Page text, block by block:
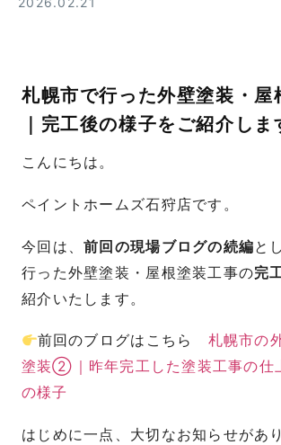
札幌市で行った外壁塗装・屋
｜完工後の様子をご紹介しま
こんにちは。
ペイントホームズ石狩店です。
今回は、前回の現場ブログの続編と
行った外壁塗装・屋根塗装工事の完
紹介いたします。
前回のブログはこちら 札幌市の
塗装②｜昨年完工した塗装工事の仕
の様子
はじめに一点、大切なお知らせがあ